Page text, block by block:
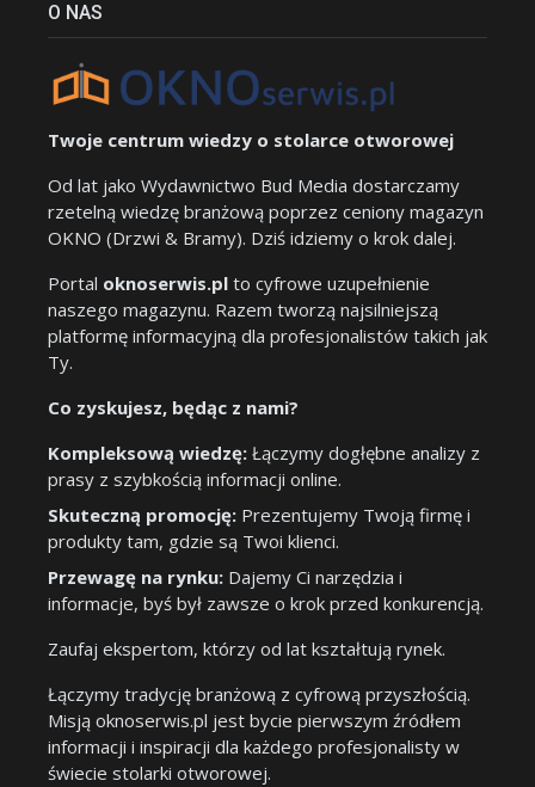
O NAS
Twoje centrum wiedzy o stolarce otworowej
Od lat jako Wydawnictwo Bud Media dostarczamy
rzetelną wiedzę branżową poprzez ceniony magazyn
OKNO (Drzwi & Bramy). Dziś idziemy o krok dalej.
Portal oknoserwis.pl to cyfrowe uzupełnienie
naszego magazynu. Razem tworzą najsilniejszą
platformę informacyjną dla profesjonalistów takich jak
Ty.
Co zyskujesz, będąc z nami?
Kompleksową wiedzę: Łączymy dogłębne analizy z
prasy z szybkością informacji online.
Skuteczną promocję: Prezentujemy Twoją firmę i
produkty tam, gdzie są Twoi klienci.
Przewagę na rynku: Dajemy Ci narzędzia i
informacje, byś był zawsze o krok przed konkurencją.
Zaufaj ekspertom, którzy od lat kształtują rynek.
Łączymy tradycję branżową z cyfrową przyszłością.
Misją oknoserwis.pl jest bycie pierwszym źródłem
informacji i inspiracji dla każdego profesjonalisty w
świecie stolarki otworowej.